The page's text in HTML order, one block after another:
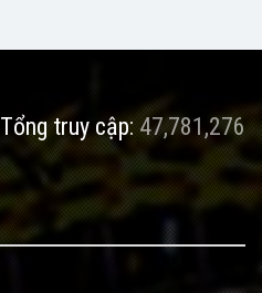
Tổng truy cập: 47,781,276